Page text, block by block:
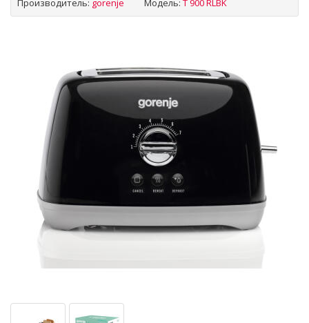
Производитель: gorenje Модель: T 900 RLBK